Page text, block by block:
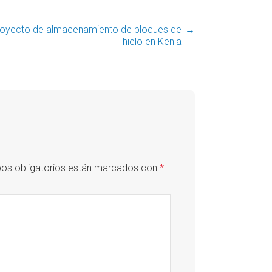
de almacenamiento de bloques de
hielo en Kenia
→
obligatorios están marcados con *